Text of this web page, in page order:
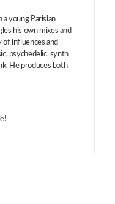
a young Parisian
his own mixes and
of influences and
psychedelic, synth
He produces both